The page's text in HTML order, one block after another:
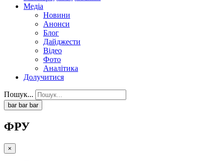
Медіа
Новини
Анонси
Блог
Дайджести
Відео
Фото
Аналітика
Долучитися
Пошук...
bar bar bar
ФРУ
×